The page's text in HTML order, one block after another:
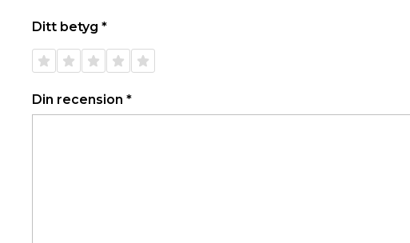
Ditt betyg *
1 av 5
stjärnor
2 av 5
stjärnor
3 av 5
stjärnor
4 av 5
stjärnor
5 av 5
stjärnor
Din recension *